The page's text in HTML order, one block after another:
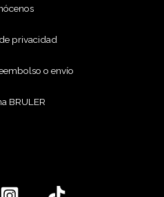
privacidad
o envío
BRULER